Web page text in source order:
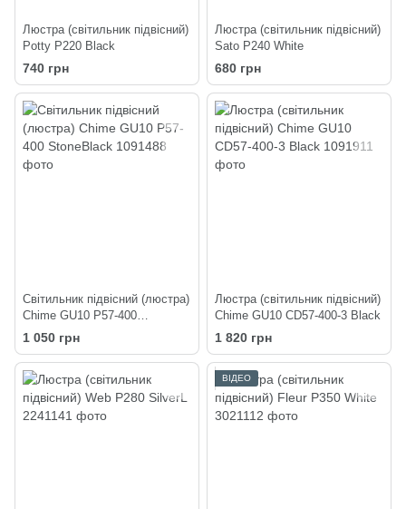
Люстра (світильник підвісний)
Potty P220 Black
740 грн
Люстра (світильник підвісний)
Sato P240 White
680 грн
Світильник підвісний (люстра)
Chime GU10 P57-400
StoneBlack
1 050 грн
Люстра (світильник підвісний)
Chime GU10 СD57-400-3 Black
1 820 грн
ВІДЕО